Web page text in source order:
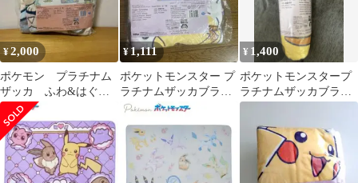
¥2,000
ポケモン プラチナム
ザッカ ふわ&はぐブ
ランケット
¥1,111
ポケットモンスター プ
ラチナムザッカブラン
ケット SweetRetro ポケ
モン
¥ 1,400
ポケットモンスタープ
ラチナムザッカブラン
ケットSweetRetro